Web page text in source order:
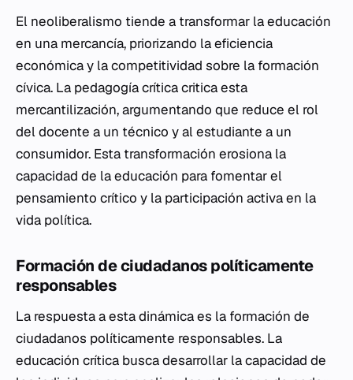
El neoliberalismo tiende a transformar la educación
en una mercancía, priorizando la eficiencia
económica y la competitividad sobre la formación
cívica. La pedagogía crítica critica esta
mercantilización, argumentando que reduce el rol
del docente a un técnico y al estudiante a un
consumidor. Esta transformación erosiona la
capacidad de la educación para fomentar el
pensamiento crítico y la participación activa en la
vida política.
Formación de ciudadanos políticamente
responsables
La respuesta a esta dinámica es la formación de
ciudadanos políticamente responsables. La
educación crítica busca desarrollar la capacidad de